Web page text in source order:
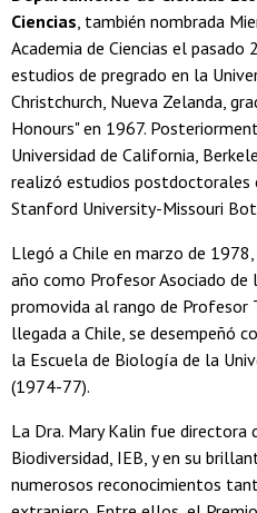
Ciencias, también nombrada
Academia de Ciencias el pasado
estudios de pregrado en la
Christchurch, Nueva Zelanda,
Honours" en 1967.
Universidad de California,
realizó estudios postdoctorales
Stanford University-Missouri
Llegó a Chile en marzo de
año como Profesor Asociado de
promovida al rango de Profesor
llegada a Chile, se desempeñó
la Escuela de Biología de la
(1974-77).
La Dra. Mary Kalin fue
Biodiversidad, IEB, y en su
numerosos reconocimientos